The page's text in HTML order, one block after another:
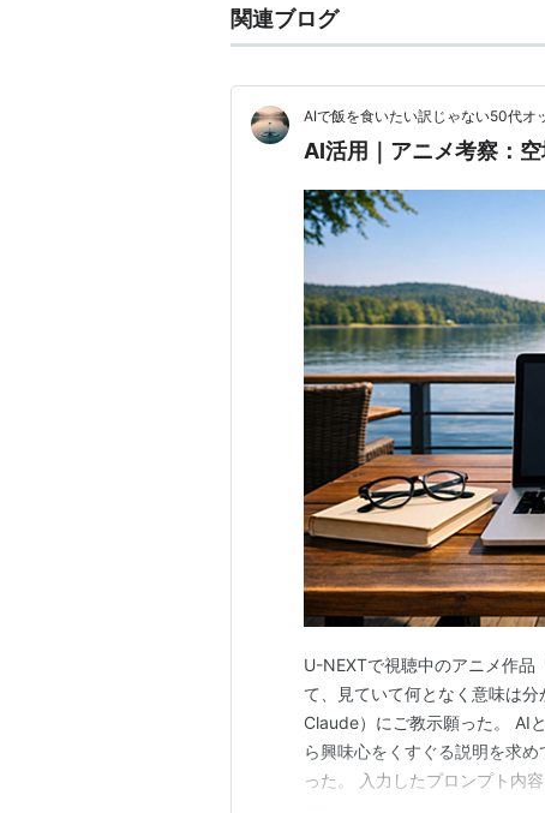
関連ブログ
AIで飯を食いたい訳じゃない50代オ
AI活用｜アニメ考察：
U-NEXTで視聴中のアニメ作品
て、見ていて何となく意味は
Claude）にご教示願った。 AI
ら興味心をくすぐる説明を求
った。 入力したプロンプト内